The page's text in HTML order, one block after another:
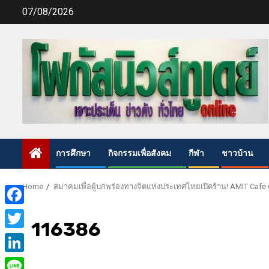
07/08/2026
การศึกษา กิจกรรมเพื่อสังคม กีฬา ชาวบ้าน
Home สมาคมเพื่อผู้บกพร่องทางจิตแห่งประเทศไทยเปิดร้าน! AMIT
116386
Facebook
Twitter
LinkedIn